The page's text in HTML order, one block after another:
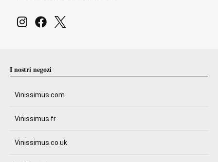
I nostri negozi
Vinissimus.com
Vinissimus.fr
Vinissimus.co.uk